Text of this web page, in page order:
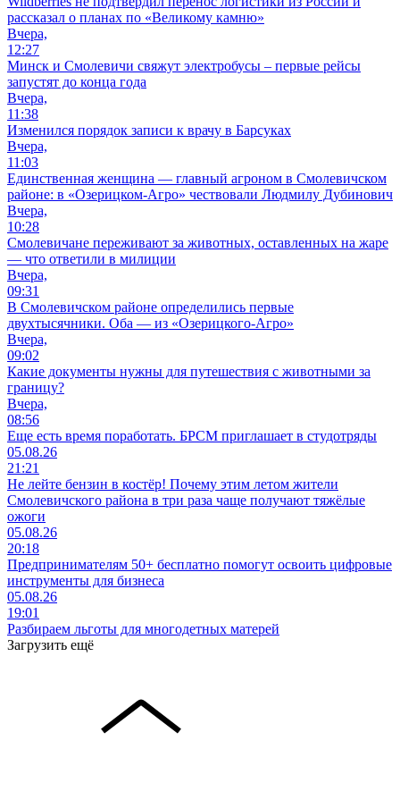
рассказал о планах по «Великому камню»
Вчера,
12:27
Минск и Смолевичи свяжут электробусы – первые рейсы
запустят до конца года
Вчера,
11:38
Изменился порядок записи к врачу в Барсуках
Вчера,
11:03
Единственная женщина — главный агроном в Смолевичском
районе: в «Озерицком-Агро» чествовали Людмилу Дубинович
Вчера,
10:28
Смолевичане переживают за животных, оставленных на жаре
— что ответили в милиции
Вчера,
09:31
В Смолевичском районе определились первые
двухтысячники. Оба — из «Озерицкого-Агро»
Вчера,
09:02
Какие документы нужны для путешествия с животными за
границу?
Вчера,
08:56
Еще есть время поработать. БРСМ приглашает в студотряды
05.08.26
21:21
Не лейте бензин в костёр! Почему этим летом жители
Смолевичского района в три раза чаще получают тяжёлые
ожоги
05.08.26
20:18
Предпринимателям 50+ бесплатно помогут освоить цифровые
инструменты для бизнеса
05.08.26
19:01
Разбираем льготы для многодетных матерей
Загрузить ещё